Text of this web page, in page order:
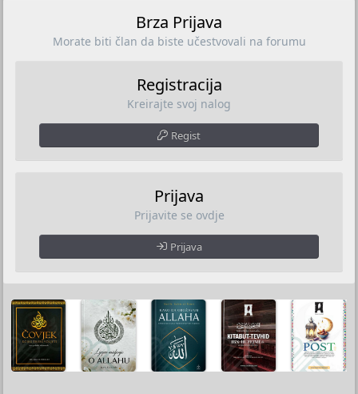
Brza Prijava
Morate biti član da biste učestvovali na forumu
Registracija
Kreirajte svoj nalog
Regist
Prijava
Prijavite se ovdje
Prijava